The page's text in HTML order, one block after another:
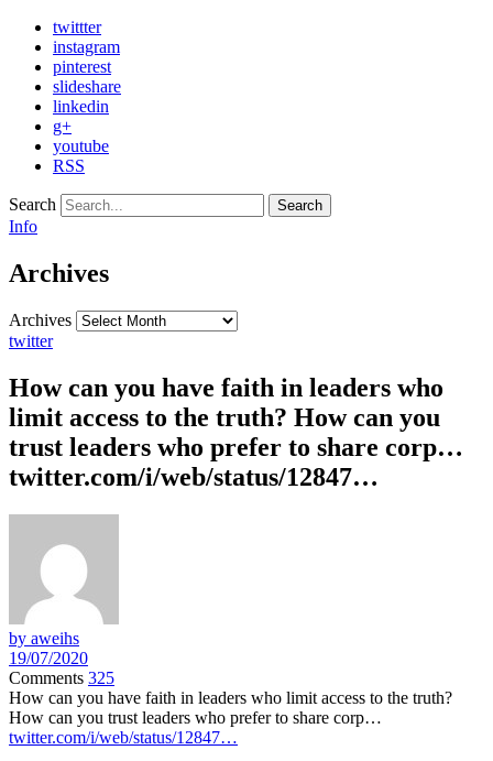
twittter
instagram
pinterest
slideshare
linkedin
g+
youtube
RSS
Search
Info
Archives
Archives
twitter
How can you have faith in leaders who
limit access to the truth? How can you
trust leaders who prefer to share corp…
twitter.com/i/web/status/12847…
by aweihs
19/07/2020
Comments 325
How can you have faith in leaders who limit access to the truth?
How can you trust leaders who prefer to share corp…
twitter.com/i/web/status/12847…